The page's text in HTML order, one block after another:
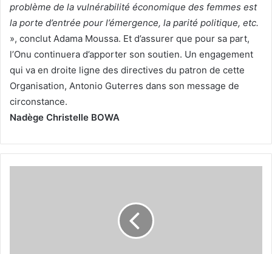
problème de la vulnérabilité économique des femmes est
la porte d’entrée pour l’émergence, la parité politique, etc.
», conclut Adama Moussa. Et d’assurer que pour sa part,
l’Onu continuera d’apporter son soutien. Un engagement
qui va en droite ligne des directives du patron de cette
Organisation, Antonio Guterres dans son message de
circonstance.
Nadège Christelle BOWA